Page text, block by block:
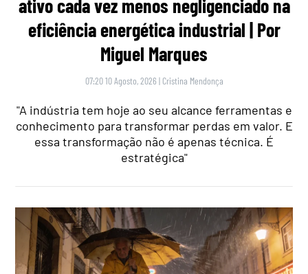
ativo cada vez menos negligenciado na
eficiência energética industrial | Por
Miguel Marques
07:20 10 Agosto, 2026 | Cristina Mendonça
"A indústria tem hoje ao seu alcance ferramentas e
conhecimento para transformar perdas em valor. E
essa transformação não é apenas técnica. É
estratégica"